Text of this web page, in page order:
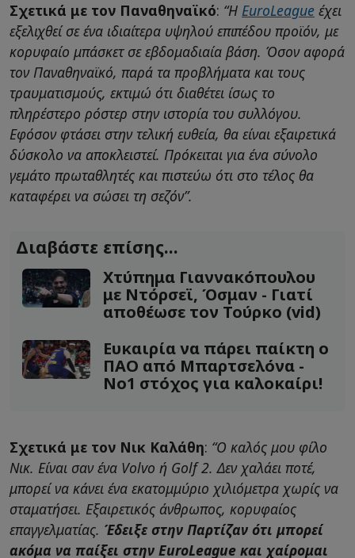
Σχετικά με τον Παναθηναϊκό: “Η EuroLeague έχει
εξελιχθεί σε ένα ιδιαίτερα υψηλού επιπέδου προϊόν, με
κορυφαίο μπάσκετ σε εβδομαδιαία βάση. Όσον αφορά
τον Παναθηναϊκό, παρά τα προβλήματα και τους
τραυματισμούς, εκτιμώ ότι διαθέτει ίσως το
πληρέστερο ρόστερ στην ιστορία του συλλόγου.
Εφόσον φτάσει στην τελική ευθεία, θα είναι εξαιρετικά
δύσκολο να αποκλειστεί. Πρόκειται για ένα σύνολο
γεμάτο πρωταθλητές και πιστεύω ότι στο τέλος θα
καταφέρει να σώσει τη σεζόν”.
Διαβάστε επίσης...
Χτύπημα Γιαννακόπουλου
με Ντόρσεϊ, Όσμαν - Γιατί
αποθέωσε τον Τούρκο (vid)
Ευκαιρία να πάρει παίκτη ο
ΠΑΟ από Μπαρτσελόνα -
Νο1 στόχος για καλοκαίρι!
Σχετικά με τον Νικ Καλάθη: “Ο καλός μου φίλο
Νικ. Είναι σαν ένα Volvo ή Golf 2. Δεν χαλάει ποτέ,
μπορεί να κάνει ένα εκατομμύριο χιλιόμετρα χωρίς να
σταματήσει. Εξαιρετικός άνθρωπος, κορυφαίος
επαγγελματίας. Έδειξε στην Παρτίζαν ότι μπορεί
ακόμα να παίξει στην EuroLeague και χαίρομαι